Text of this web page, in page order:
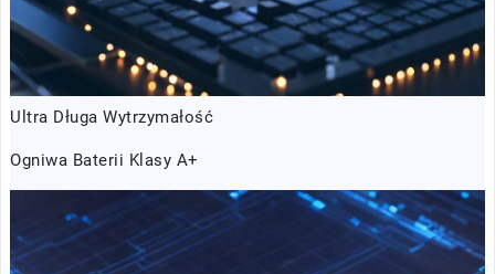
Ultra Długa Wytrzymałość
Ogniwa Baterii Klasy A+